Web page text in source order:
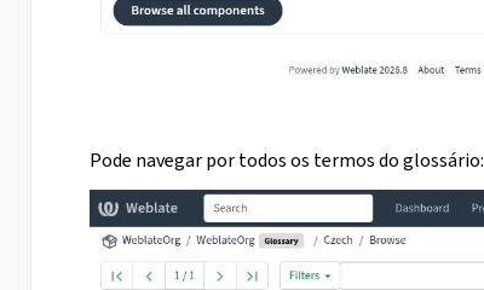
Pode navegar por todos os termos do glossário: